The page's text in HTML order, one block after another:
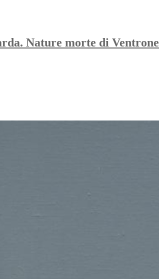
Nature morte di Ventrone